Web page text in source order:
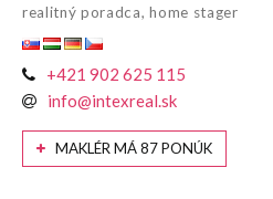
realitný poradca, home stager
+421 902 625 115
info@intexreal.sk
MAKLÉR MÁ 87 PONÚK